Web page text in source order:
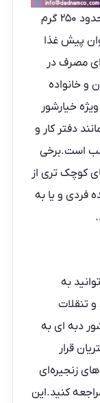
سایز سوپر ویژه خیارشور دبه ای معمولاً حدود ۲۵۰ گرم
پیش غذا
مصرف در
و خانواده
خیارشور
دفتر کار و
است.برخی
کوچک تری از
فردی و یا به
به
تنقلات
دبه ای به
قرار
زنجیره‌ای
کنید.این